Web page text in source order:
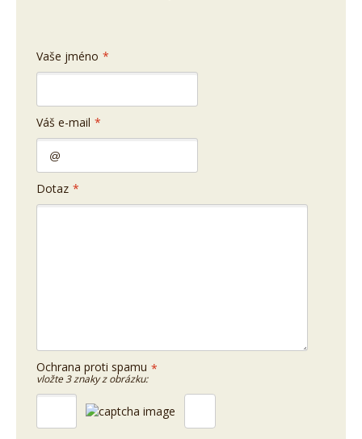
Vaše jméno *
Váš e-mail *
Dotaz *
Ochrana proti spamu *
vložte 3 znaky z obrázku: